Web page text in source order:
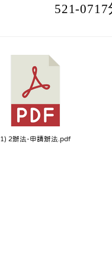
521-0717
1) 2辦法-申請辦法.pdf